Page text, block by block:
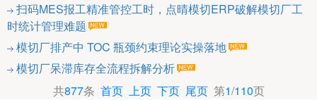
扫码MES报工精准管控工时，点晴模切ERP破解模切厂工
时统计管理难题
模切厂排产中 TOC 瓶颈约束理论实操落地
模切厂呆滞库存全流程拆解分析
共877条 首页 上页 下页 尾页第1/110页